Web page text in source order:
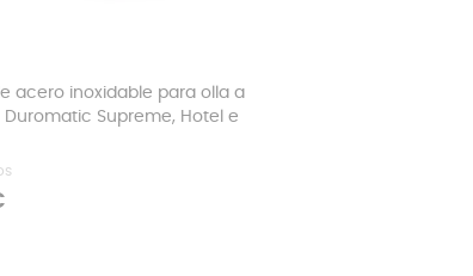
acero inoxidable para olla a
Duromatic Supreme, Hotel e